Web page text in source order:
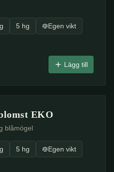
5 hg Egen vikt
Lägg till
EKO
blåmögel
5 hg Egen vikt